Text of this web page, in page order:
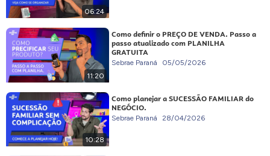
06:24
11:20
Como definir o PREÇO DE VENDA. Passo a
passo atualizado com PLANILHA
GRATUITA
Sebrae Paraná 05/05/2026
10:28
Como planejar a SUCESSÃO FAMILIAR do
NEGÓCIO.
Sebrae Paraná 28/04/2026